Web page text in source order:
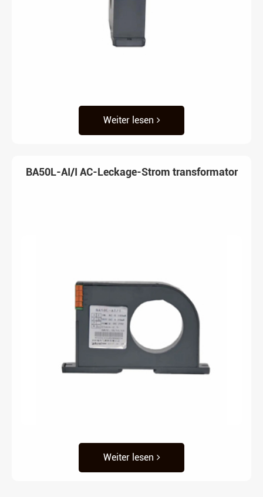
Weiter lesen
BA50L-AI/I AC-Leckage-Strom transformator
Weiter lesen